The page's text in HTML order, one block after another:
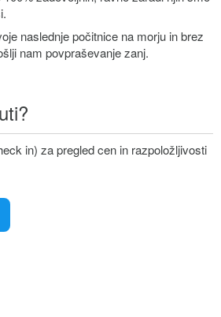
naslednje počitnice na morju in brez
nam povpraševanje zanj.
in) za pregled cen in razpoložljivosti